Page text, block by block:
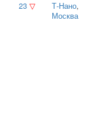
23 ▽ Т‑Нано,
Москва